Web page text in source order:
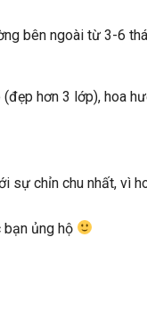
bên ngoài từ 3-6
hơn 3 lớp), hoa
chỉn chu nhất, vì
ủng hộ